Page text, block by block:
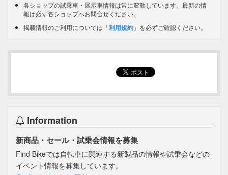
各ショップの試乗車・展示車情報は常に変動しています。最新の情
報は必ず各ショップへお問合せください。
掲載情報のご利用については「利用規約 」を必ずご確認ください。
Information
新商品・セール・試乗会情報を募集
Find Bikeでは自転車に関連する新製品の情報や試乗会などの
イベント情報を募集しています。